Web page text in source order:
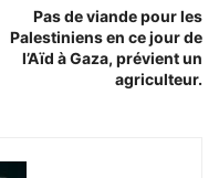
Pas de viande pour les
Palestiniens en ce jour de
l’Aïd à Gaza, prévient un
agriculteur.